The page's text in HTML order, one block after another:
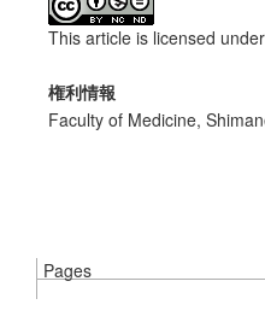
This article is licensed
権利情報
Faculty of Medicine,
Pages